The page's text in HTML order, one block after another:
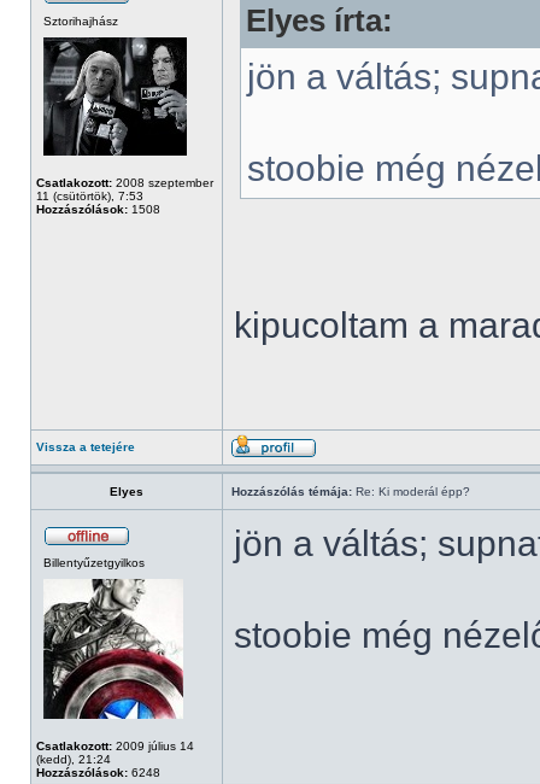
Sztorihajhász
Csatlakozott: 2008 szeptember
11 (csütörtök), 7:53
Hozzászólások: 1508
Elyes írta:
jön a váltás;
stoobie még
kipucoltam a
Vissza a tetejére
Elyes Hozzászólás témája: Re: Ki moderál épp?
Billentyűzetgyilkos
Csatlakozott: 2009 július 14
(kedd), 21:24
Hozzászólások: 6248
jön a váltás;
stoobie még